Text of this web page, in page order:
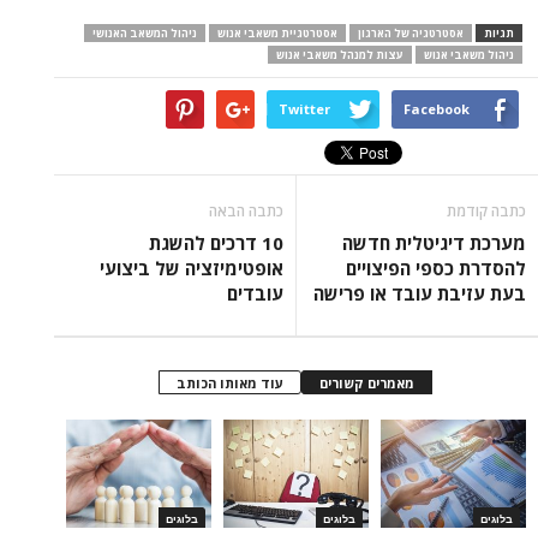
תגיות אסטרטגיה של הארגון אסטרטגיית משאבי אנוש
ניהול המשאב האנושי
ניהול משאבי אנוש
עצות למנהל משאבי אנוש
Facebook
Twitter
כתבה קודמת
מערכת דיגיטלית חדשה
להסדרת כספי הפיצויים
בעת עזיבת עובד או פרישה
כתבה הבאה
10 דרכים להשגת
אופטימיזציה של ביצועי
עובדים
מאמרים קשורים עוד מאותו הכותב
בלוגים בלוגים בלוגים